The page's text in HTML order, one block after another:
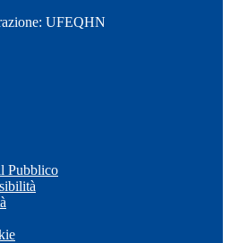
UFEQHN
Pubblico